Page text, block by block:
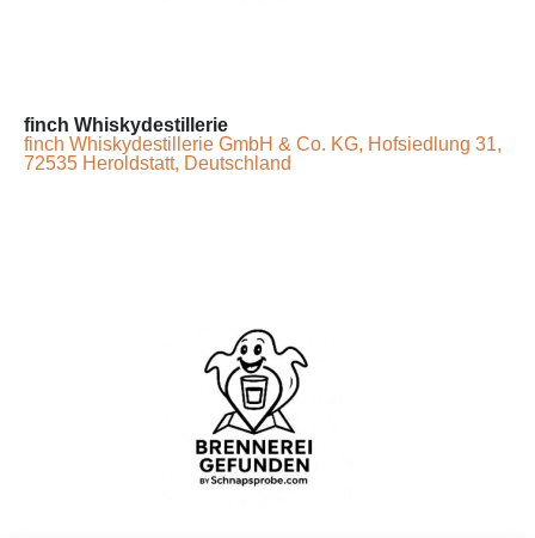
finch Whiskydestillerie
finch Whiskydestillerie GmbH & Co. KG, Hofsiedlung 31,
72535 Heroldstatt, Deutschland